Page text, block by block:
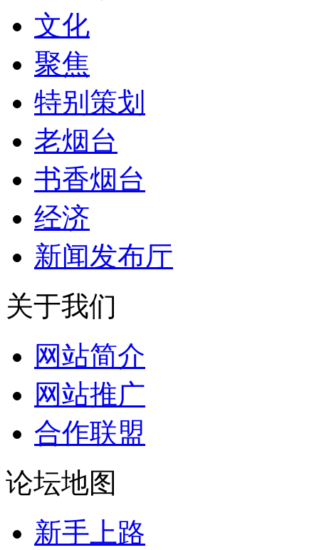
文化
聚焦
特别策划
老烟台
书香烟台
经济
新闻发布厅
关于我们
网站简介
网站推广
合作联盟
论坛地图
新手上路